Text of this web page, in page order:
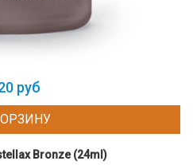
руб
Bronze (24ml)